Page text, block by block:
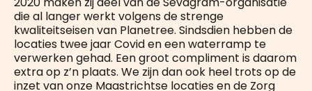
die al langer werkt volgens de strenge
kwaliteitseisen van Planetree. Sindsdien hebben de
locaties twee jaar Covid en een waterramp te
verwerken gehad. Een groot compliment is daarom
extra op z’n plaats. We zijn dan ook heel trots op de
inzet van onze Maastrichtse locaties en de Zorg